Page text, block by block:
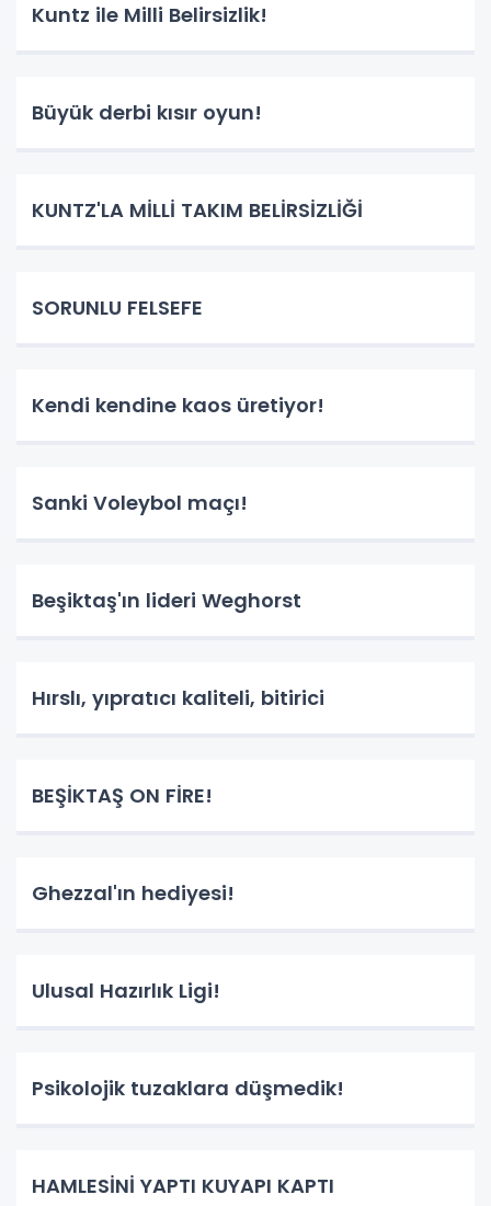
Kuntz ile Milli Belirsizlik!
Büyük derbi kısır oyun!
KUNTZ'LA MİLLİ TAKIM BELİRSİZLİĞİ
SORUNLU FELSEFE
Kendi kendine kaos üretiyor!
Sanki Voleybol maçı!
Beşiktaş'ın lideri Weghorst
Hırslı, yıpratıcı kaliteli, bitirici
BEŞİKTAŞ ON FİRE!
Ghezzal'ın hediyesi!
Ulusal Hazırlık Ligi!
Psikolojik tuzaklara düşmedik!
HAMLESİNİ YAPTI KUYAPI KAPTI